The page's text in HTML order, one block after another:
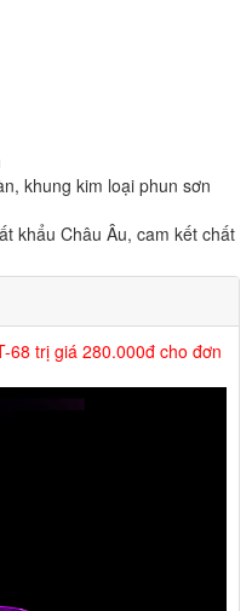
khung kim loại phun sơn
khẩu Châu Âu, cam kết chất
68 trị giá 280.000đ cho đơn